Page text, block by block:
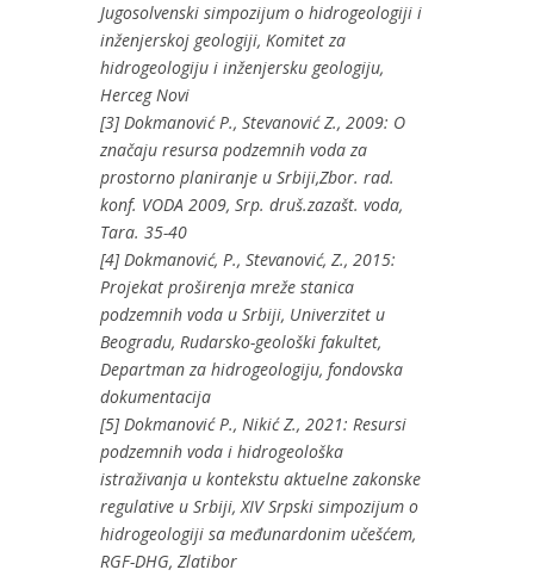
Jugosolvenski simpozijum o hidrogeologiji i
inženjerskoj geologiji, Komitet za
hidrogeologiju i inženjersku geologiju,
Herceg Novi
[3] Dokmanović P., Stevanović Z., 2009: O
značaju resursa podzemnih voda za
prostorno planiranje u Srbiji,Zbor. rad.
konf. VODA 2009, Srp. druš.zazašt. voda,
Tara. 35-40
[4] Dokmanović, P., Stevanović, Z., 2015:
Projekat proširenja mreže stanica
podzemnih voda u Srbiji, Univerzitet u
Beogradu, Rudarsko-geološki fakultet,
Departman za hidrogeologiju, fondovska
dokumentacija
[5] Dokmanović P., Nikić Z., 2021: Resursi
podzemnih voda i hidrogeološka
istraživanja u kontekstu aktuelne zakonske
regulative u Srbiji, XIV Srpski simpozijum o
hidrogeologiji sa međunardonim učešćem,
RGF-DHG, Zlatibor